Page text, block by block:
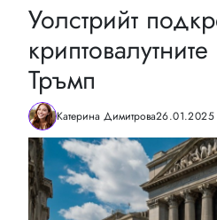
Уолстрийт
Тръмп
Катерина Димитрова26.01.2025